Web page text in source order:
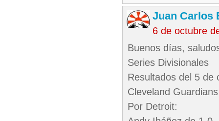
Juan Carlos
6 de octubre
Buenos días,
Series Divisionales
Resultados del 5 de
Cleveland
Por Detroit: